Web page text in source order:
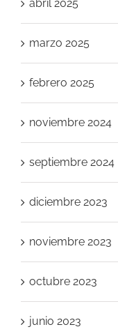
abril 2025
marzo 2025
febrero 2025
noviembre 2024
septiembre 2024
diciembre 2023
noviembre 2023
octubre 2023
junio 2023